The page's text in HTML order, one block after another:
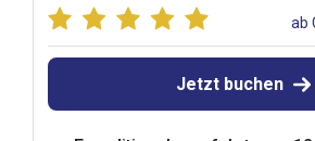
ab
Jetzt buchen